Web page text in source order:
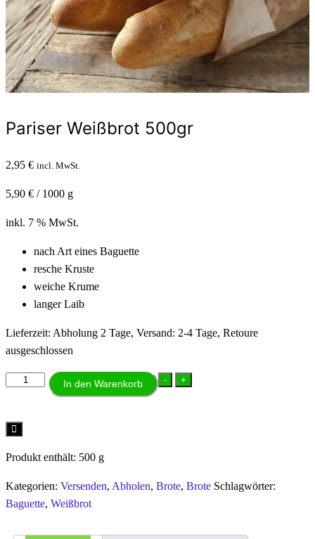
Pariser Weißbrot 500gr
2,95 € incl. MwSt.
5,90 € / 1000 g
inkl. 7 % MwSt.
nach Art eines Baguette
resche Kruste
weiche Krume
langer Laib
Lieferzeit: Abholung 2 Tage, Versand: 2-4 Tage, Retoure
ausgeschlossen
-
Pariser
Menge
+
In den Warenkorb
Produkt enthält: 500 g
Kategorien: Versenden, Abholen, Brote, Brote Schlagwörter:
Baguette, Weißbrot